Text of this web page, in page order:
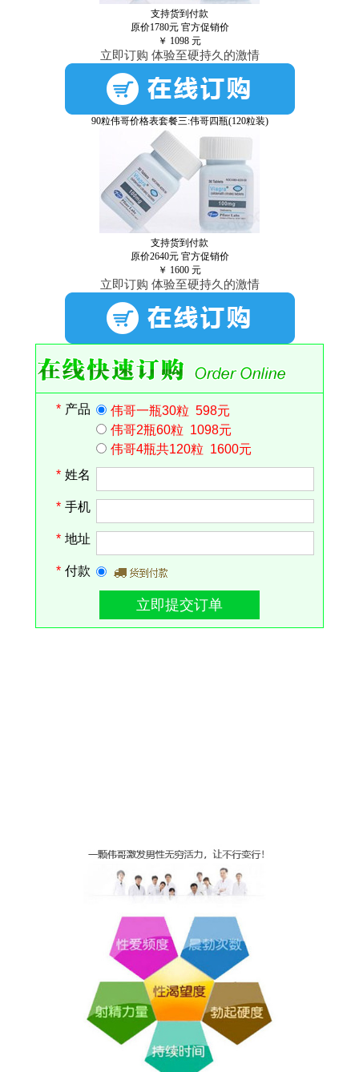
支持货到付款
原价1780元 官方促销价
￥ 1098 元
立即订购 体验至硬持久的激情
90粒伟哥价格表套餐三:伟哥四瓶(120粒装)
支持货到付款
原价2640元 官方促销价
￥ 1600 元
立即订购 体验至硬持久的激情